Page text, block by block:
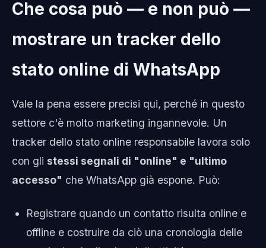
Che cosa può — e non può —
mostrare un tracker dello
stato online di WhatsApp
Vale la pena essere precisi qui, perché in questo
settore c'è molto marketing ingannevole. Un
tracker dello stato online responsabile lavora solo
con gli stessi segnali di "online" e "ultimo
accesso" che WhatsApp già espone. Può:
Registrare quando un contatto risulta online e
offline e costruire da ciò una cronologia delle